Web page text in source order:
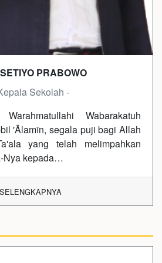
PRABOWO
Sekolah -
Warahmatullahi Wabarakatuh
'Ālamīn, segala puji bagi Allah
yang telah melimpahkan
Nya kepada…
SELENGKAPNYA